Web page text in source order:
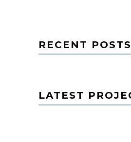
RECENT POSTS
LATEST